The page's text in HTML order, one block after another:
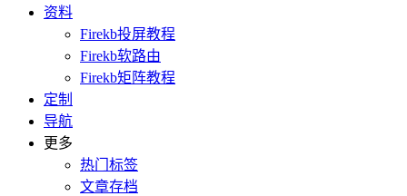
资料
Firekb投屏教程
Firekb软路由
Firekb矩阵教程
定制
导航
更多
热门标签
文章存档